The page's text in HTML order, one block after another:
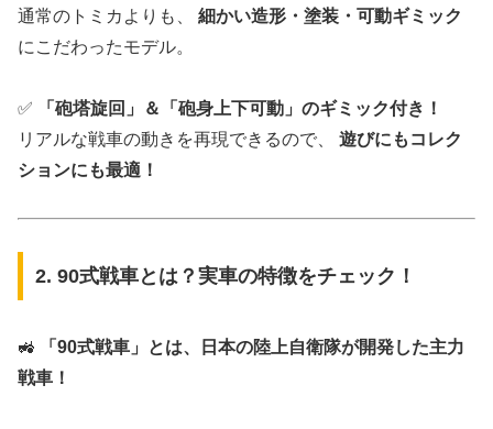
通常のトミカよりも、 細かい造形・塗装・可動ギミック
にこだわったモデル。
✅
「砲塔旋回」＆「砲身上下可動」のギミック付き！
リアルな戦車の動きを再現できるので、 遊びにもコレク
ションにも最適！
2. 90式戦車とは？実車の特徴をチェック！
🚜
「90式戦車」とは、日本の陸上自衛隊が開発した主力
戦車！